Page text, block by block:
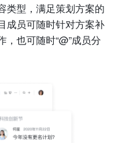
类型，满足策划方案的
成员可随时针对方案补
也可随时“@”成员分